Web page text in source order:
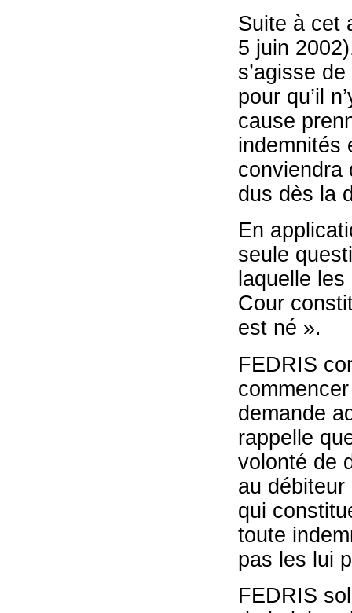
Suite à cet
5 juin
s’agisse
pour qu’il
cause
indemnités
conviendra
dus dès la
En
seule
laquelle
Cour
est né ».
FEDRIS
demande
rappelle
volonté de
au débiteur
qui
toute
pas les lui
FEDRIS